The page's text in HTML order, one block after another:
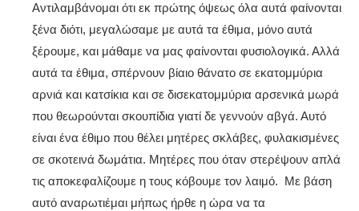
Αντιλαμβάνομαι ότι εκ πρώτης όψεως όλα αυτά φαίνονται
ξένα διότι, μεγαλώσαμε με αυτά τα έθιμα, μόνο αυτά
ξέρουμε, και μάθαμε να μας φαίνονται φυσιολογικά. Αλλά
αυτά τα έθιμα, σπέρνουν βίαιο θάνατο σε εκατομμύρια
αρνιά και κατσίκια και σε δισεκατομμύρια αρσενικά μωρά
που θεωρούνται σκουπίδια γιατί δε γεννούν αβγά. Αυτό
είναι ένα έθιμο που θέλει μητέρες σκλάβες, φυλακισμένες
σε σκοτεινά δωμάτια. Μητέρες που όταν στερέψουν απλά
τις αποκεφαλίζουμε η τους κόβουμε τον λαιμό. Με βάση
αυτό αναρωτιέμαι μήπως ήρθε η ώρα να τα